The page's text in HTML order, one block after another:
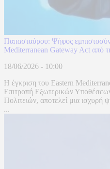
Παπασταύρου: Ψήφος
Mediterranean Gateway Act από
18/06/2026 - 10:00
Η έγκριση του Eastern
Επιτροπή Εξωτερικών
Πολιτειών, αποτελεί μια ισχυρή
...